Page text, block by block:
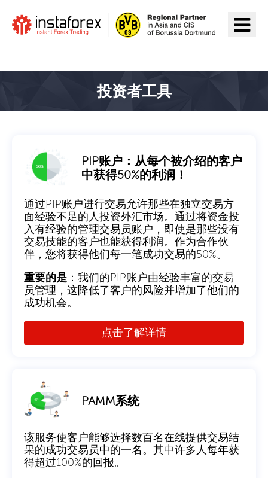
投资者工具
PIP账户：从每个被介绍的客户
中获得50%的利润！
通过PIP账户进行交易允许那些在独立交易方
面经验不足的人投资外汇市场。通过将资金投
入有经验的管理交易员账户，即使是那些没有
交易技能的客户也能获得利润。作为合作伙
伴，您将获得他们每一笔成功交易的50%。
重要的是 ：我们的PIP账户由经验丰富的交易
员管理，这降低了客户的风险并增加了他们的
成功机会。
点击了解详情
PAMM系统
该服务使客户能够选择数百名在线提供交易结
果的成功交易员中的一名。其中许多人每年获
得超过100%的回报。